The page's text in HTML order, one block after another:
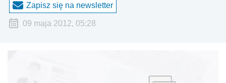
Zapisz się na newsletter
09 maja 2012, 05:28